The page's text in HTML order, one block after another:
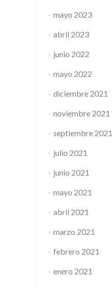
mayo 2023
abril 2023
junio 2022
mayo 2022
diciembre 2021
noviembre 2021
septiembre 2021
julio 2021
junio 2021
mayo 2021
abril 2021
marzo 2021
febrero 2021
enero 2021